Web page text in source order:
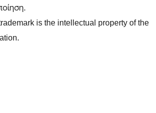
is the intellectual property of the